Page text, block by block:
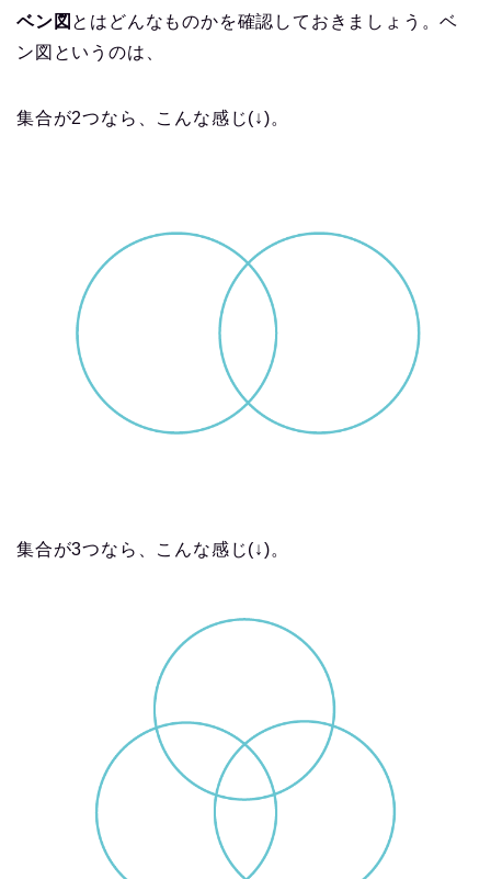
ベン図 とはどんなものかを確認しておきましょう。ベ
ン図というのは、
集合が2つなら、こんな感じ(↓)。
集合が3つなら、こんな感じ(↓)。